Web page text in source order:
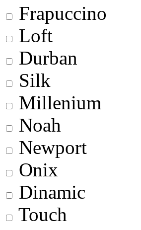
Frapuccino
Loft
Durban
Silk
Millenium
Noah
Newport
Onix
Dinamic
Touch